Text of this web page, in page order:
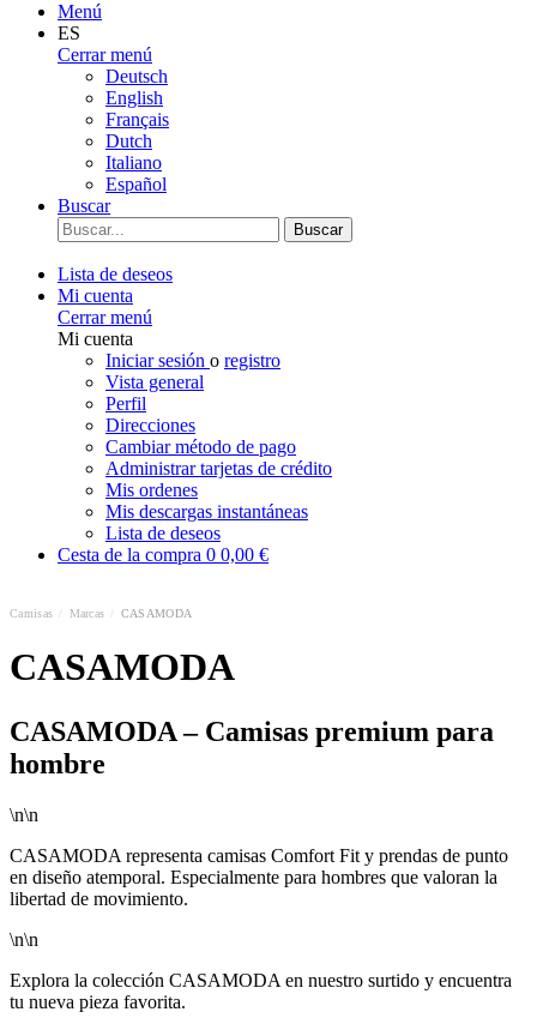
Menú
ES
Cerrar menú
Deutsch
English
Français
Dutch
Italiano
Español
Buscar
Buscar
Lista de deseos
Mi cuenta
Cerrar menú
Mi cuenta
Iniciar sesión o registro
Vista general
Perfil
Direcciones
Cambiar método de pago
Administrar tarjetas de crédito
Mis ordenes
Mis descargas instantáneas
Lista de deseos
Cesta de la compra 0 0,00 €
Camisas Marcas CASAMODA
CASAMODA
CASAMODA – Camisas premium para
hombre
\n\n
CASAMODA representa camisas Comfort Fit y prendas de punto
en diseño atemporal. Especialmente para hombres que valoran la
libertad de movimiento.
\n\n
Explora la colección CASAMODA en nuestro surtido y encuentra
tu nueva pieza favorita.